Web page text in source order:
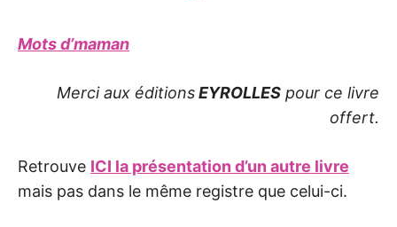
Mots d’maman
Merci aux éditionsEYROLLES pour ce livre
offert.
Retrouve ICI la présentation d’un autre livre
mais pas dans le même registre que celui-ci.